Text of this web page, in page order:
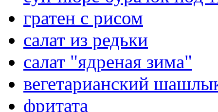
гратен с рисом
салат из редьки
салат "ядреная зима"
вегетарианский
фритата